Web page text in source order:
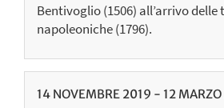
Bentivoglio (1506) all’arrivo delle
napoleoniche (1796).
14 NOVEMBRE 2019 - 12 MARZO